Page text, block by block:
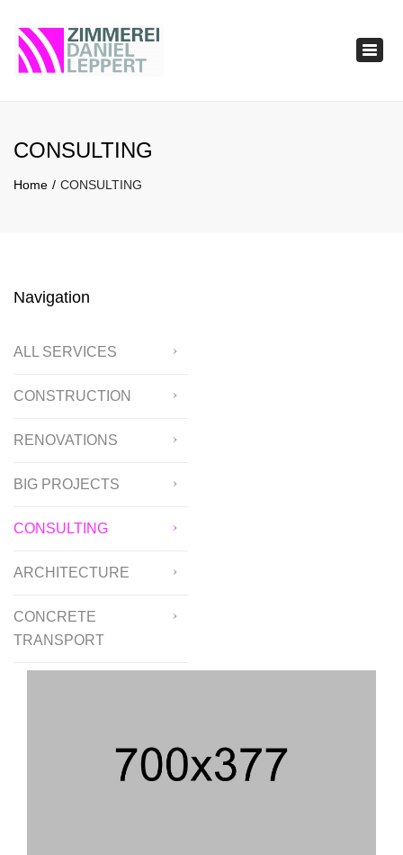
CONSULTING
Home CONSULTING
Navigation
ALL SERVICES
CONSTRUCTION
RENOVATIONS
BIG PROJECTS
CONSULTING
ARCHITECTURE
CONCRETE
TRANSPORT